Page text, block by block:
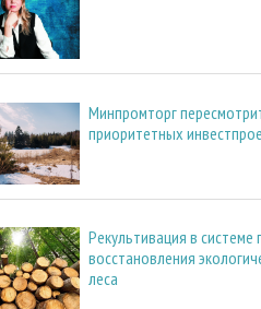
Минпромторг
приоритетных
Рекультивация в системе
восстановления
леса